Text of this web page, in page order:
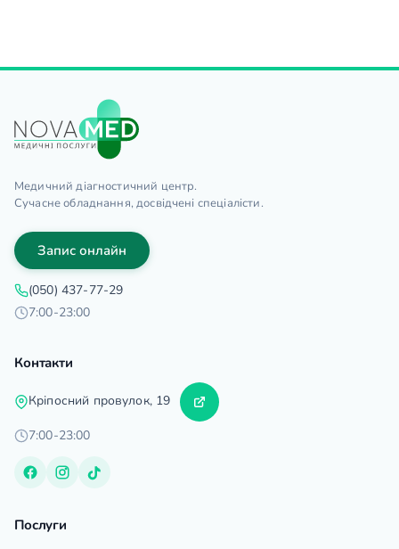
Медичний діагностичний центр.
Сучасне обладнання, досвідчені спеціалісти.
Запис онлайн
(050) 437-77-29
7:00-23:00
Контакти
Кріпосний провулок, 19
7:00-23:00
Послуги